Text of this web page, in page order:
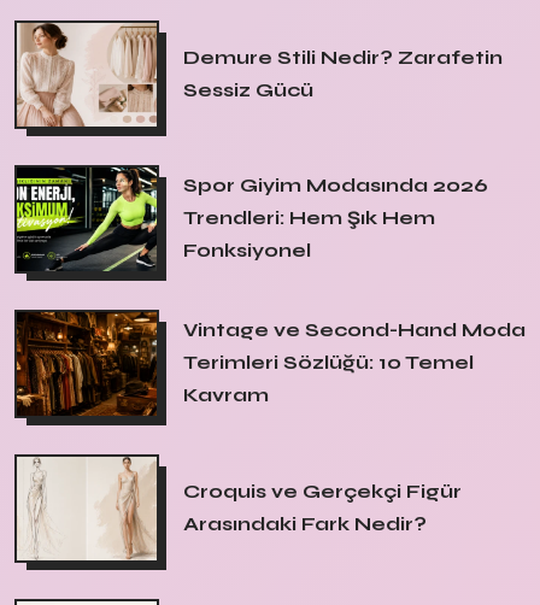
Demure Stili Nedir? Zarafetin
Sessiz Gücü
Spor Giyim Modasında 2026
Trendleri: Hem Şık Hem
Fonksiyonel
Vintage ve Second-Hand Moda
Terimleri Sözlüğü: 10 Temel
Kavram
Croquis ve Gerçekçi Figür
Arasındaki Fark Nedir?